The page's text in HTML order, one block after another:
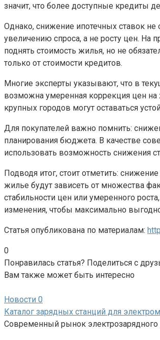
значит, что более доступные кредиты
Однако, снижение ипотечных ставок не
увеличению спроса, а не росту цен. На
поднять стоимость жилья, но не
только от стоимости кредитов.
Многие эксперты указывают, что в
возможна умеренная коррекция цен
крупных городов могут оставаться
Для покупателей важно помнить:
планирования бюджета. В качестве
использовать возможность снижения
Подводя итог, стоит отметить:
жилье будут зависеть от множества
стабильности цен или умеренного
изменения, чтобы максимально
Статья опубликована по материалам:
0
Понравилась статья? Поделиться с
Вам также может быть интересно
Новости 0
Каталог зарядных станций для
Современный рынок электрозарядного